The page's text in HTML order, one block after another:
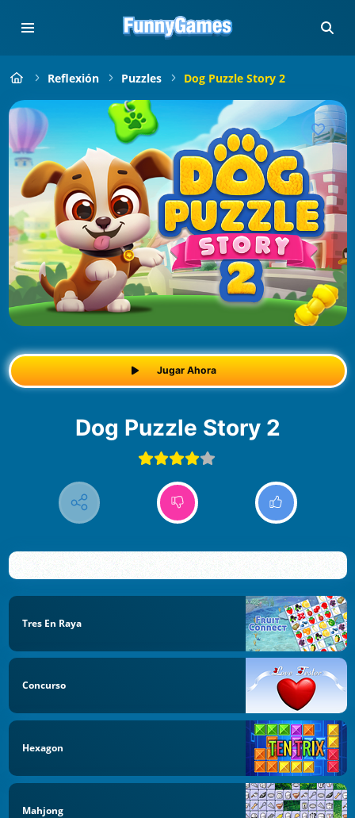
Reflexión Puzzles Dog Puzzle Story 2
Jugar Ahora
Dog Puzzle Story 2
Tres En Raya
Concurso
Hexagon
Mahjong